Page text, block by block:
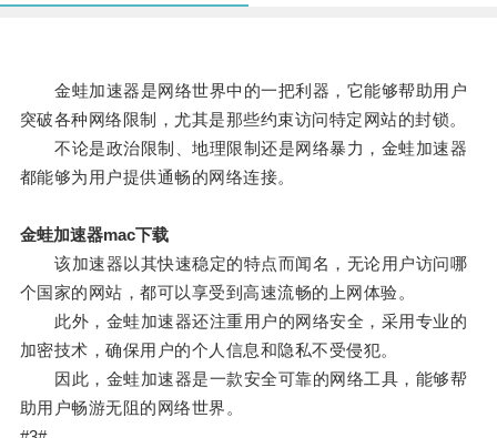
金蛙加速器是网络世界中的一把利器，它能够帮助用户
突破各种网络限制，尤其是那些约束访问特定网站的封锁。
不论是政治限制、地理限制还是网络暴力，金蛙加速器
都能够为用户提供通畅的网络连接。
金蛙加速器mac下载
该加速器以其快速稳定的特点而闻名，无论用户访问哪
个国家的网站，都可以享受到高速流畅的上网体验。
此外，金蛙加速器还注重用户的网络安全，采用专业的
加密技术，确保用户的个人信息和隐私不受侵犯。
因此，金蛙加速器是一款安全可靠的网络工具，能够帮
助用户畅游无阻的网络世界。